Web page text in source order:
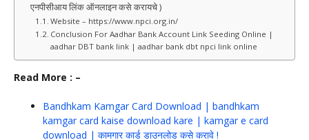
एनपीसीआय लिंक ऑनलाइन कसे करायचे )
Website – https://www.npci.org.in/
Conclusion For Aadhar Bank Account Link Seeding Online |
aadhar DBT bank link | aadhar bank dbt npci link online
Read More : –
Bandhkam Kamgar Card Download | bandhkam
kamgar card kaise download kare | kamgar e card
download | कामगार कार्ड डाउनलोड कसे करावे !